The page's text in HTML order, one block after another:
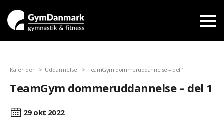
Kalender Uddannelse TeamGym dommeruddannelse – del 1
TeamGym dommeruddannelse – del 1
29 okt 2022